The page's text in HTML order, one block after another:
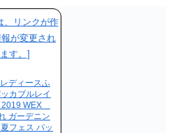
ディースふ
カブルレイ
2019 WEX
ガーデニン
フェス パッ